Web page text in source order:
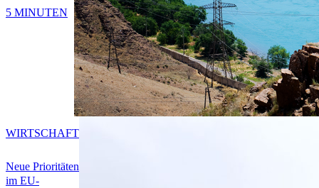
5 MINUTEN
Neue Prioritäten
im EU-
WIRTSCHAFT